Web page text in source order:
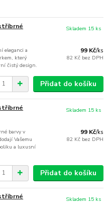
eleganci a
který
čistý design.
99 Kč/ks
82 Kč bez DPH
Skladem 15 ks
Přidat do košíku
barvy v
Vašemu
a luxusní
99 Kč/ks
82 Kč bez DPH
Skladem 15 ks
Přidat do košíku
Skladem 15 ks